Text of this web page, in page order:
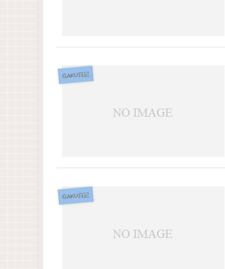
GAKU日記
GAKU日記